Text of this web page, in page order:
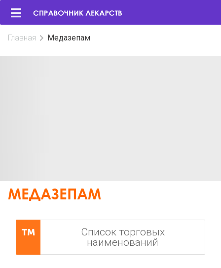
Главная Медазепам
МЕДАЗЕПАМ
Список торговых
наименований